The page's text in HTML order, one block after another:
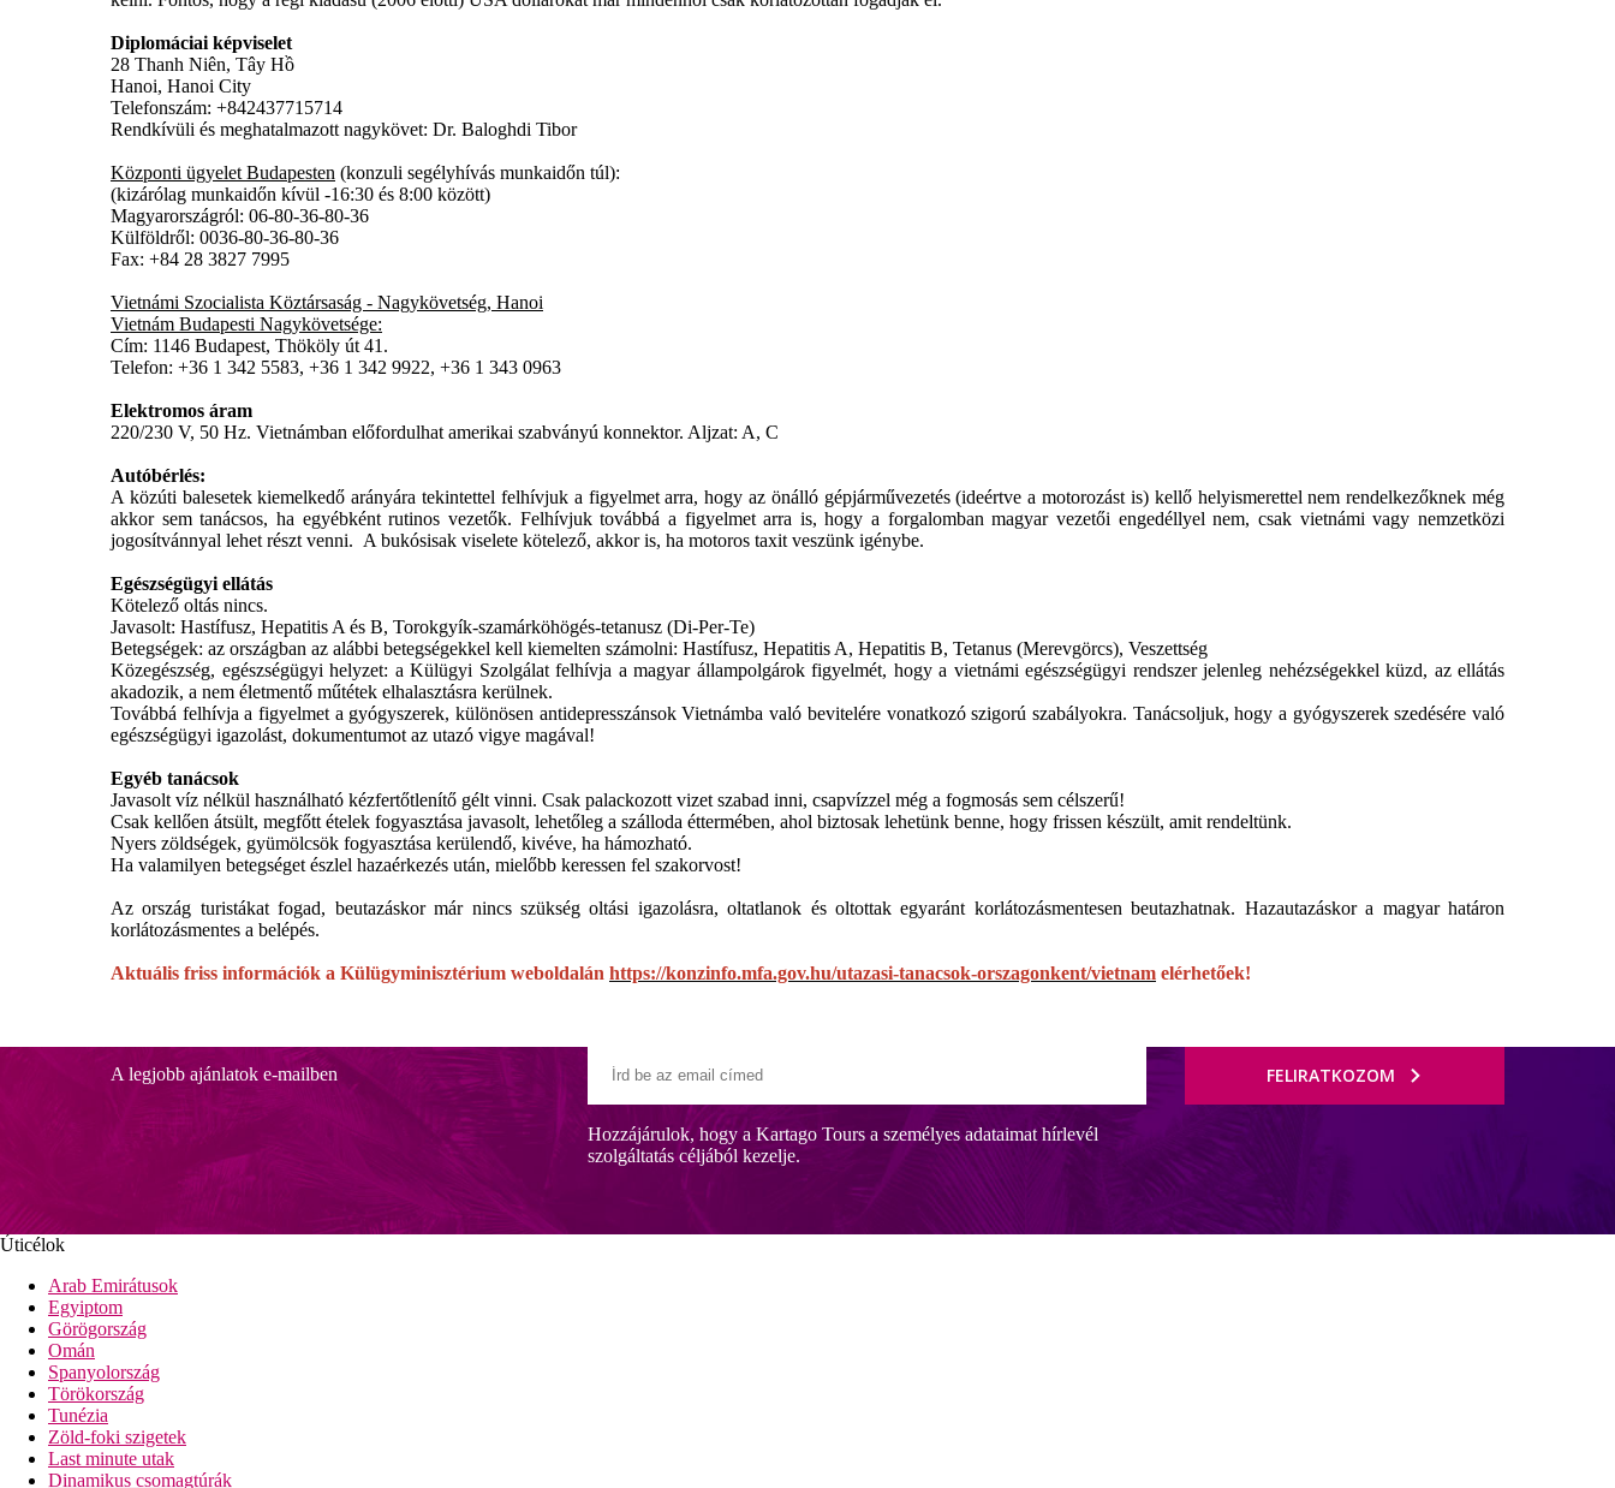
Diplomáciai képviselet
28 Thanh Niên, Tây Hồ
Hanoi, Hanoi City
Telefonszám: +842437715714
Rendkívüli és meghatalmazott nagykövet: Dr. Baloghdi Tibor
Központi ügyelet Budapesten (konzuli segélyhívás munkaidőn túl):
(kizárólag munkaidőn kívül -16:30 és 8:00 között)
Magyarországról: 06-80-36-80-36
Külföldről: 0036-80-36-80-36
Fax: +84 28 3827 7995
Vietnámi Szocialista Köztársaság - Nagykövetség, Hanoi
Vietnám Budapesti Nagykövetsége:
Cím: 1146 Budapest, Thököly út 41.
Telefon: +36 1 342 5583, +36 1 342 9922, +36 1 343 0963
Elektromos áram
220/230 V, 50 Hz. Vietnámban előfordulhat amerikai szabványú konnektor. Aljzat: A, C
Autóbérlés:
A közúti balesetek kiemelkedő arányára tekintettel felhívjuk a figyelmet arra, hogy az önálló gépjárművezetés (ideértve a motorozást is) kellő helyismerettel nem rendelkezőknek még
akkor sem tanácsos, ha egyébként rutinos vezetők. Felhívjuk továbbá a figyelmet arra is, hogy a forgalomban magyar vezetői engedéllyel nem, csak vietnámi vagy nemzetközi
jogosítvánnyal lehet részt venni. A bukósisak viselete kötelező, akkor is, ha motoros taxit veszünk igénybe.
Egészségügyi ellátás
Kötelező oltás nincs.
Javasolt: Hastífusz, Hepatitis A és B, Torokgyík-szamárköhögés-tetanusz (Di-Per-Te)
Betegségek: az országban az alábbi betegségekkel kell kiemelten számolni: Hastífusz, Hepatitis A, Hepatitis B, Tetanus (Merevgörcs), Veszettség
Közegészség, egészségügyi helyzet: a Külügyi Szolgálat felhívja a magyar állampolgárok figyelmét, hogy a vietnámi egészségügyi rendszer jelenleg nehézségekkel küzd, az ellátás
akadozik, a nem életmentő műtétek elhalasztásra kerülnek.
Továbbá felhívja a figyelmet a gyógyszerek, különösen antidepresszánsok Vietnámba való bevitelére vonatkozó szigorú szabályokra. Tanácsoljuk, hogy a gyógyszerek szedésére való
egészségügyi igazolást, dokumentumot az utazó vigye magával!
Egyéb tanácsok
Javasolt víz nélkül használható kézfertőtlenítő gélt vinni. Csak palackozott vizet szabad inni, csapvízzel még a fogmosás sem célszerű!
Csak kellően átsült, megfőtt ételek fogyasztása javasolt, lehetőleg a szálloda éttermében, ahol biztosak lehetünk benne, hogy frissen készült, amit rendeltünk.
Nyers zöldségek, gyümölcsök fogyasztása kerülendő, kivéve, ha hámozható.
Ha valamilyen betegséget észlel hazaérkezés után, mielőbb keressen fel szakorvost!
Az ország turistákat fogad, beutazáskor már nincs szükség oltási igazolásra, oltatlanok és oltottak egyaránt korlátozásmentesen beutazhatnak. Hazautazáskor a magyar határon
korlátozásmentes a belépés.
Aktuális friss információk a Külügyminisztérium weboldalán https://konzinfo.mfa.gov.hu/utazasi-tanacsok-orszagonkent/vietnam elérhetőek!
A legjobb ajánlatok e-mailben
Hozzájárulok, hogy a Kartago Tours a személyes adataimat hírlevél
szolgáltatás céljából kezelje.
FELIRATKOZOM
Úticélok
Arab Emirátusok
Egyiptom
Görögország
Omán
Spanyolország
Törökország
Tunézia
Zöld-foki szigetek
Last minute utak
Dinamikus csomagtúrák